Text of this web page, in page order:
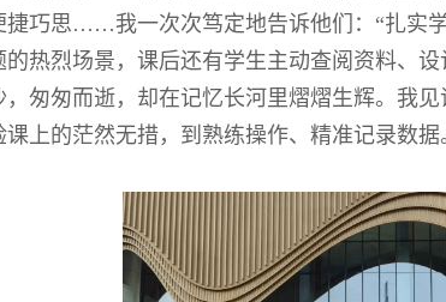
巧思……我一次次笃定地告诉他们：“扎实
热烈场景，课后还有学生主动查阅资料、
匆匆而逝，却在记忆长河里熠熠生辉。我
上的茫然无措，到熟练操作、精准记录数